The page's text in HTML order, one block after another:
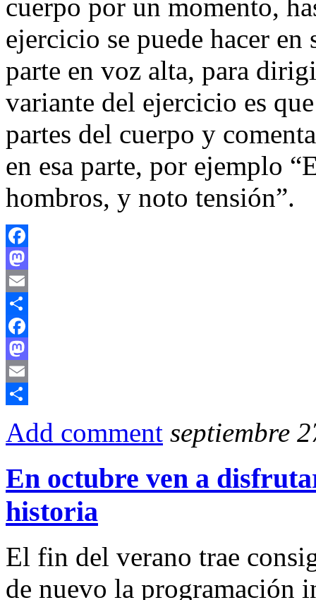
cuerpo por un momento,
ejercicio se puede hacer
parte en voz alta, para
variante del ejercicio es
partes del cuerpo y
en esa parte, por ejemplo
hombros, y noto tensión”.
Facebook
Mastodon
Email
Compartir
Facebook
Mastodon
Email
Add comment septiembre
En octubre ven a
historia
El fin del verano trae
de nuevo la programación